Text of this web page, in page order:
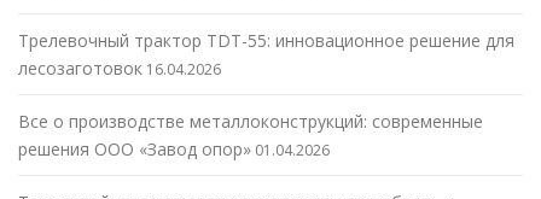
Трелевочный трактор TDT-55: инновационное решение для
лесозаготовок 16.04.2026
Все о производстве металлоконструкций: современные
решения ООО «Завод опор» 01.04.2026